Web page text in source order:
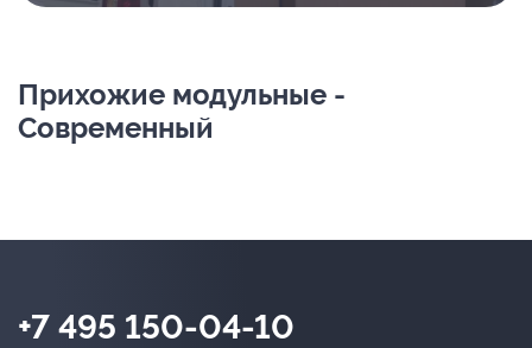
Прихожие модульные -
Современный
+7 495 150-04-10